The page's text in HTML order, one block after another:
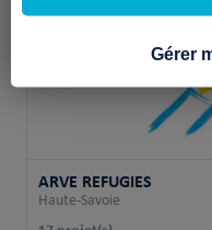
ARVE REFUGIES
Haute-Savoie
Gérer